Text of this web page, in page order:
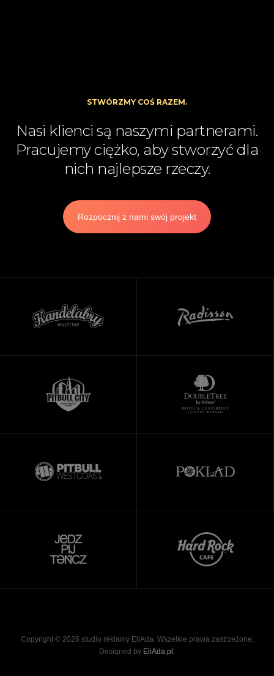
STWÓRZMY COŚ RAZEM.
Nasi klienci są naszymi partnerami.
Pracujemy ciężko, aby stworzyć dla
nich najlepsze rzeczy.
Rozpocznij z nami swój projekt
Copyright © 2026 studio reklamy EliAda. Wszelkie prawa zastrzeżone.
Designed by EliAda.pl .